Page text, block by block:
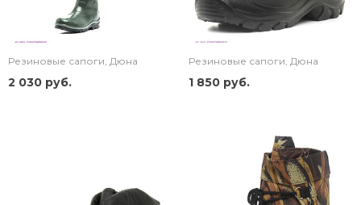
Резиновые сапоги, Дюна
2 030 руб.
Резиновые сапоги, Дюна
1 850 руб.